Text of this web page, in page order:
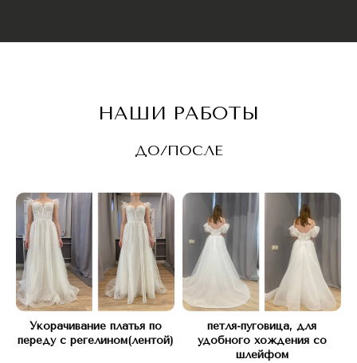
НАШИ РАБОТЫ
ДО/ПОСЛЕ
Укорачивание платья по
переду с регелином(лентой)
петля-пуговица, для
удобного хождения со
шлейфом